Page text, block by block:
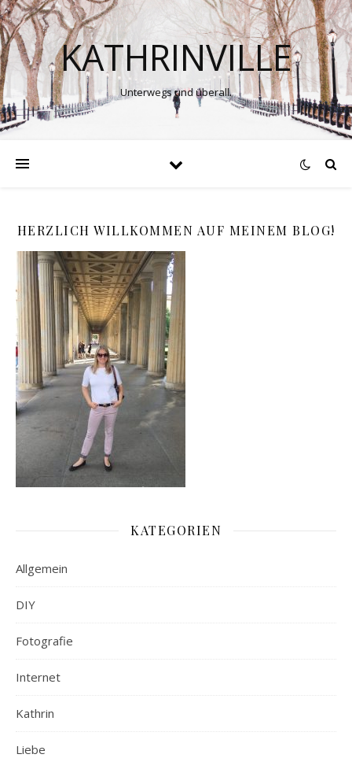
KATHRINVILLE
Unterwegs und überall.
HERZLICH WILLKOMMEN AUF MEINEM BLOG!
KATEGORIEN
Allgemein
DIY
Fotografie
Internet
Kathrin
Liebe